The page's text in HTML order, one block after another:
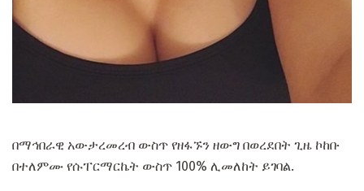
በማኅበራዊ አውታረመረብ ውስጥ የዘፋኙን ዘውግ በወረደበት ጊዜ ኮከቡ
በተለምሙ የሱፐርማርኬት ውስጥ 100% ሊመለከት ይገባል.